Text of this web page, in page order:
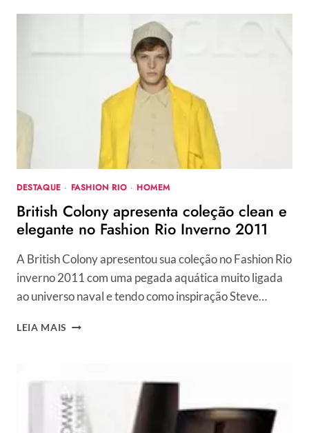
NOVO
DESTAQUE · FASHION RIO · HOMEM
British Colony apresenta coleção clean e
elegante no Fashion Rio Inverno 2011
A British Colony apresentou sua coleção no Fashion Rio
inverno 2011 com uma pegada aquática muito ligada
ao universo naval e tendo como inspiração Steve…
LEIA MAIS BRITISH
E
ELEGANTE
NO